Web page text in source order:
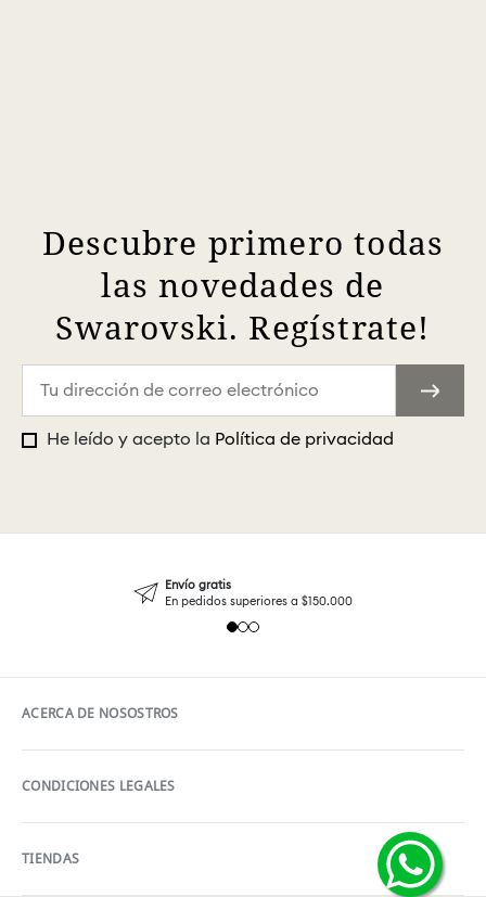
Descubre primero todas
las novedades de
Swarovski. Regístrate!
He leído y acepto la Política de privacidad
Envío gratis
En pedidos superiores a $150.000
ACERCA DE NOSOSTROS
CONDICIONES LEGALES
TIENDAS